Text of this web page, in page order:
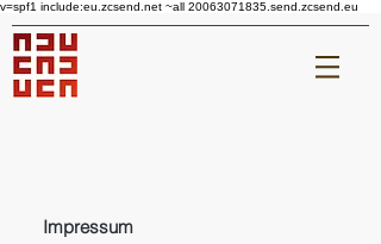
v=spf1 include:eu.zcsend.net ~all 20063071835.send.zcsend.eu
Impressum